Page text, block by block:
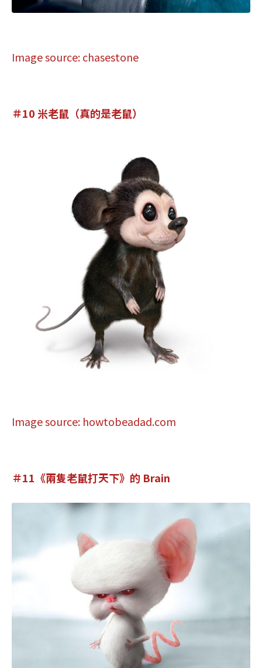
Image source: chasestone
＃10 米老鼠（真的是老鼠）
Image source: howtobeadad.com
＃11《兩隻老鼠打天下》的 Brain